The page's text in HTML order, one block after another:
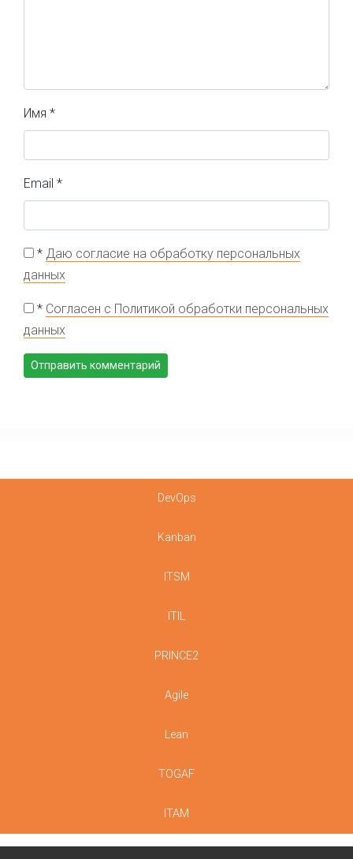
Имя *
Email *
* Даю согласие на обработку персональных
данных
* Согласен с Политикой обработки персональных
данных
DevOps
Kanban
ITSM
ITIL
PRINCE2
Agile
Lean
TOGAF
ITAM